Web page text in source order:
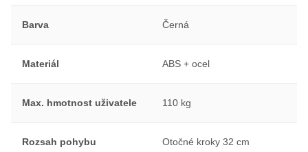
Barva Černá
Materiál ABS + ocel
Max. hmotnost uživatele 110 kg
Rozsah pohybu
Otočné kroky 32 cm